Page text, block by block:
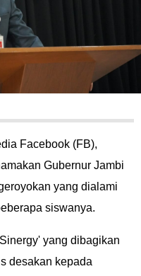
Facebook (FB),
Gubernur Jambi
yang dialami
siswanya.
yang dibagikan
desakan kepada